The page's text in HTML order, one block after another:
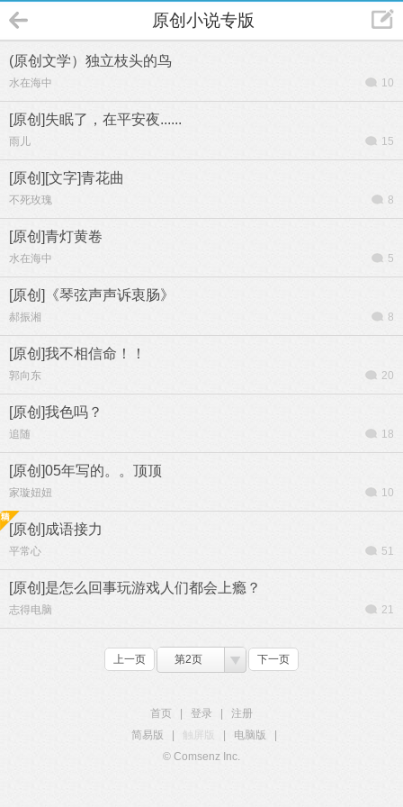
原创小说专版
(原创文学）独立枝头的鸟
水在海中 10
[原创]失眠了，在平安夜......
雨儿 15
[原创][文字]青花曲
不死玫瑰 8
[原创]青灯黄卷
水在海中 5
[原创]《琴弦声声诉衷肠》
郝振湘 8
[原创]我不相信命！！
郭向东 20
[原创]我色吗？
追随 18
[原创]05年写的。。顶顶
家璇妞妞 10
[原创]成语接力
平常心 51
[原创]是怎么回事玩游戏人们都会上瘾？
志得电脑 21
上一页 第2页 下一页
首页 登录
注册
简易版
触屏版 电脑版
© Comsenz Inc.